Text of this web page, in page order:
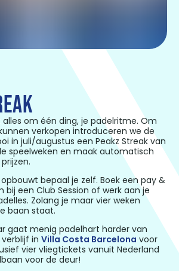
om één ding, je padelritme. Om
verkopen introduceren we de
in juli/augustus een Peakz Streak van
speelweken en maak automatisch
bepaal je zelf. Boek een pay &
bij een Club Session of werk aan je
Zolang je maar vier weken
baan staat.
gaat menig padelhart harder van
in Villa Costa Barcelona voor
vier vliegtickets vanuit Nederland
voor de deur!